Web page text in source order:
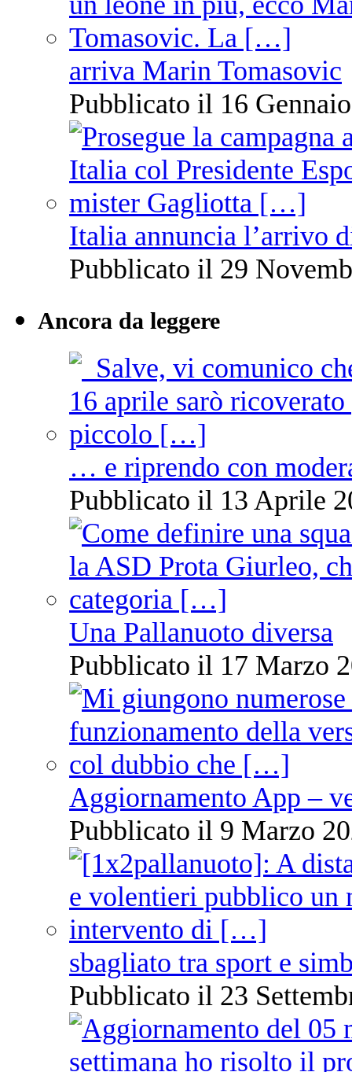
arriva Marin Tomasovic
Pubblicato il 16
Italia annuncia l’arrivo
Pubblicato il 29
Ancora da leggere
… e riprendo con
Pubblicato il 13 Aprile
Una Pallanuoto diversa
Pubblicato il 17 Marzo
Aggiornamento App –
Pubblicato il 9 Marzo
sbagliato tra sport e
Pubblicato il 23